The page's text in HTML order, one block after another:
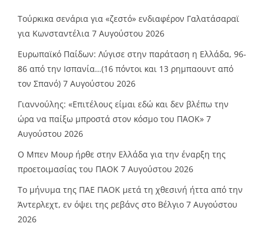
Τούρκικα σενάρια για «ζεστό» ενδιαφέρον Γαλατάσαραϊ
για Κωνσταντέλια 7 Αυγούστου 2026
Ευρωπαϊκό Παίδων: Λύγισε στην παράταση η Ελλάδα, 96-
86 από την Ισπανία…(16 πόντοι και 13 ρημπαουντ από
τον Σπανό) 7 Αυγούστου 2026
Γιαννούλης: «Επιτέλους είμαι εδώ και δεν βλέπω την
ώρα να παίξω μπροστά στον κόσμο του ΠΑΟΚ» 7
Αυγούστου 2026
O Mπεν Μουρ ήρθε στην Ελλάδα για την έναρξη της
προετοιμασίας του ΠΑΟΚ 7 Αυγούστου 2026
Το μήνυμα της ΠΑΕ ΠΑΟΚ μετά τη χθεσινή ήττα από την
Άντερλεχτ, εν όψει της ρεβάνς στο Βέλγιο 7 Αυγούστου
2026